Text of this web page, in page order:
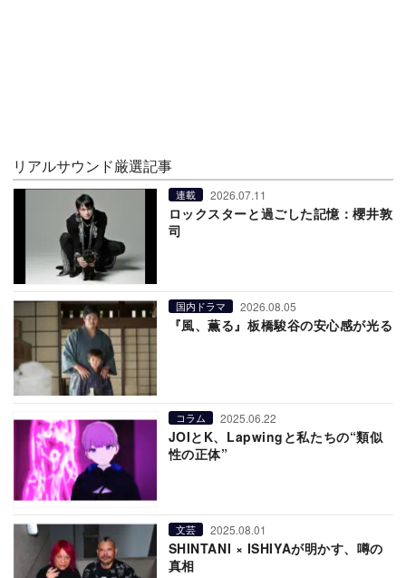
リアルサウンド厳選記事
連載 2026.07.11
ロックスターと過ごした記憶：櫻井敦
司
国内ドラマ 2026.08.05
『風、薫る』板橋駿谷の安心感が光る
コラム 2025.06.22
JOIとK、Lapwingと私たちの“類似
性の正体”
文芸 2025.08.01
SHINTANI × ISHIYAが明かす、噂の
真相